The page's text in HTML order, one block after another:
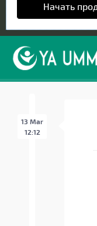
Начать
13 Mar
12:12